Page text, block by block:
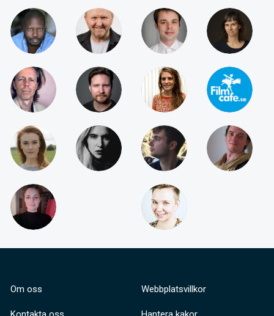
Om oss Webbplatsvillkor